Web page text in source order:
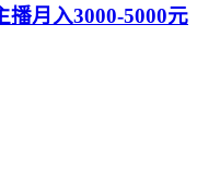
月入3000-5000元